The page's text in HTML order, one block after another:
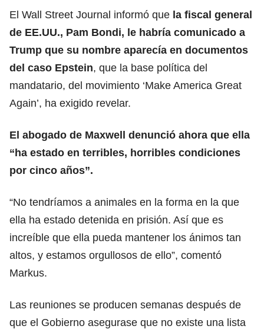
El Wall Street Journal informó que la fiscal general
de EE.UU., Pam Bondi, le habría comunicado a
Trump que su nombre aparecía en documentos
del caso Epstein, que la base política del
mandatario, del movimiento ‘Make America Great
Again’, ha exigido revelar.
El abogado de Maxwell denunció ahora que ella
“ha estado en terribles, horribles condiciones
por cinco años”.
“No tendríamos a animales en la forma en la que
ella ha estado detenida en prisión. Así que es
increíble que ella pueda mantener los ánimos tan
altos, y estamos orgullosos de ello”, comentó
Markus.
Las reuniones se producen semanas después de
que el Gobierno asegurase que no existe una lista